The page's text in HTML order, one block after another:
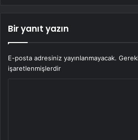
Bir yanıt yazın
E-posta adresiniz yayınlanmayacak.
işaretlenmişlerdir